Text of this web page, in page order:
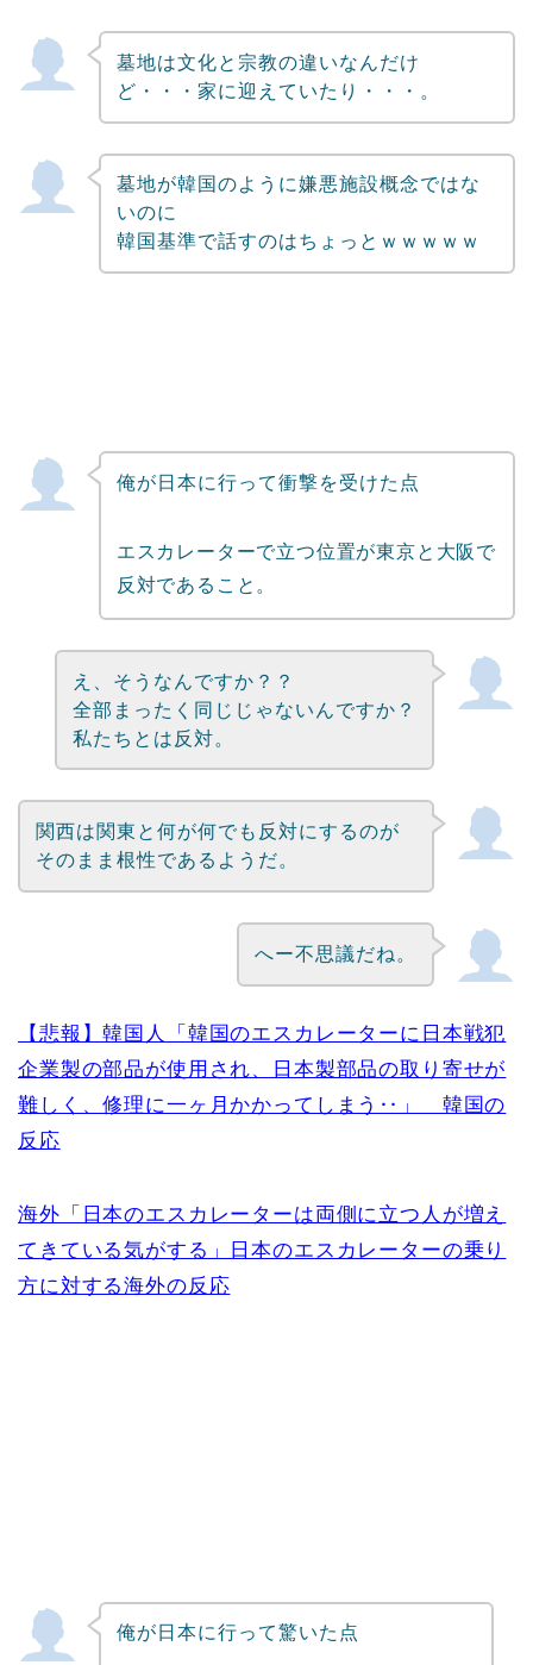
墓地は文化と宗教の違いなんだけ
ど・・・家に迎えていたり・・・。
墓地が韓国のように嫌悪施設概念ではな
いのに
韓国基準で話すのはちょっとｗｗｗｗｗ
俺が日本に行って衝撃を受けた点
エスカレーターで立つ位置が東京と大阪で
反対であること。
え、そうなんですか？？
全部まったく同じじゃないんですか？
私たちとは反対。
関西は関東と何が何でも反対にするのが
そのまま根性であるようだ。
へー不思議だね。
【悲報】韓国人「韓国のエスカレーターに日本戦犯
企業製の部品が使用され、日本製部品の取り寄せが
難しく、修理に一ヶ月かかってしまう‥」 韓国の
反応
海外「日本のエスカレーターは両側に立つ人が増え
てきている気がする」日本のエスカレーターの乗り
方に対する海外の反応
俺が日本に行って驚いた点